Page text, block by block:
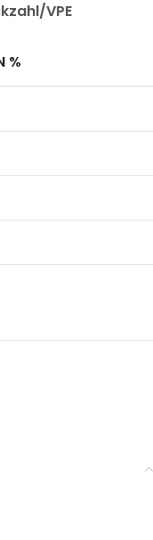
VPE
%